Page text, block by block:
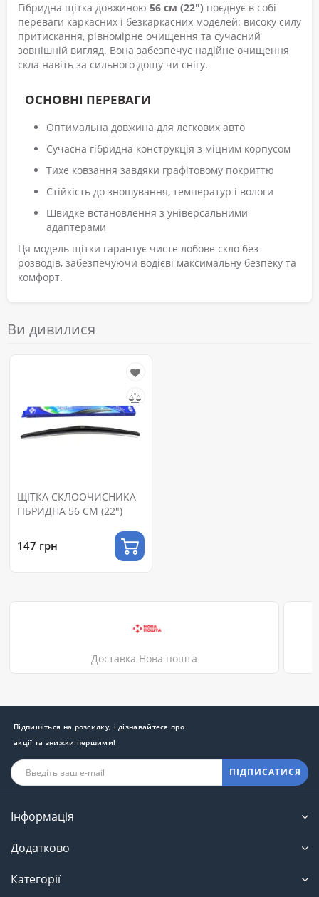
Гібридна щітка довжиною 56 см (22") поєднує в собі
переваги каркасних і безкаркасних моделей: високу силу
притискання, рівномірне очищення та сучасний
зовнішній вигляд. Вона забезпечує надійне очищення
скла навіть за сильного дощу чи снігу.
ОСНОВНІ ПЕРЕВАГИ
Оптимальна довжина для легкових авто
Сучасна гібридна конструкція з міцним корпусом
Тихе ковзання завдяки графітовому покриттю
Стійкість до зношування, температур і вологи
Швидке встановлення з універсальними
адаптерами
Ця модель щітки гарантує чисте лобове скло без
розводів, забезпечуючи водієві максимальну безпеку та
комфорт.
Ви дивилися
ЩІТКА СКЛООЧИСНИКА
ГІБРИДНА 56 СМ (22")
147 грн
Доставка Нова пошта
Підпишіться на розсилку, і дізнавайтеся про
акції та знижки першими!
ПІДПИСАТИСЯ
Інформація
Додатково
Категорії